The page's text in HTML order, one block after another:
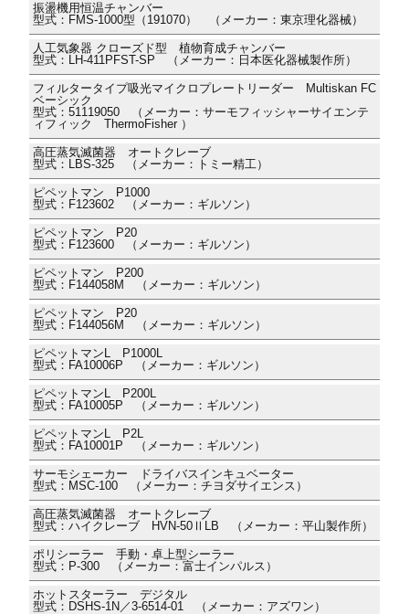
振盪機用恒温チャンバー
型式：FMS-1000型（191070） （メーカー：東京理化器械）
人工気象器 クローズド型 植物育成チャンバー
型式：LH-411PFST-SP （メーカー：日本医化器械製作所）
フィルタータイプ吸光マイクロプレートリーダー Multiskan FC
ベーシック
型式：51119050 （メーカー：サーモフィッシャーサイエンテ
ィフィック ThermoFisher ）
高圧蒸気滅菌器 オートクレーブ
型式：LBS-325 （メーカー：トミー精工）
ピペットマン P1000
型式：F123602 （メーカー：ギルソン）
ピペットマン P20
型式：F123600 （メーカー：ギルソン）
ピペットマン P200
型式：F144058M （メーカー：ギルソン）
ピペットマン P20
型式：F144056M （メーカー：ギルソン）
ピペットマンL P1000L
型式：FA10006P （メーカー：ギルソン）
ピペットマンL P200L
型式：FA10005P （メーカー：ギルソン）
ピペットマンL P2L
型式：FA10001P （メーカー：ギルソン）
サーモシェーカー ドライバスインキュベーター
型式：MSC-100 （メーカー：チヨダサイエンス）
高圧蒸気滅菌器 オートクレーブ
型式：ハイクレーブ HVN-50ⅡLB （メーカー：平山製作所）
ポリシーラー 手動・卓上型シーラー
型式：P-300 （メーカー：富士インパルス）
ホットスターラー デジタル
型式：DSHS-1N／3-6514-01 （メーカー：アズワン）